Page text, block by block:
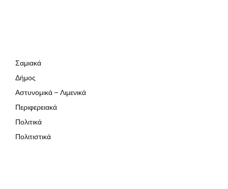
Σαμιακά
Δήμος
Αστυνομικά – Λιμενικά
Περιφερειακά
Πολιτικά
Πολιτιστικά